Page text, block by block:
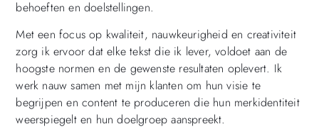
behoeften en doelstellingen.
Met een focus op kwaliteit, nauwkeurigheid en creativiteit
zorg ik ervoor dat elke tekst die ik lever, voldoet aan de
hoogste normen en de gewenste resultaten oplevert. Ik
werk nauw samen met mijn klanten om hun visie te
begrijpen en content te produceren die hun merkidentiteit
weerspiegelt en hun doelgroep aanspreekt.